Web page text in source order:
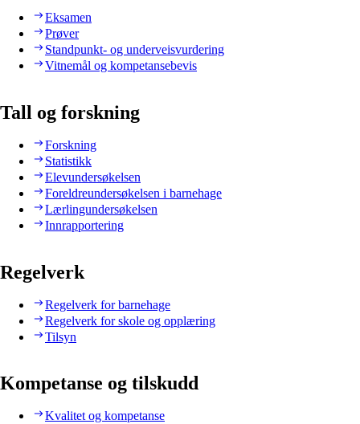
Eksamen
Prøver
Standpunkt- og underveisvurdering
Vitnemål og kompetansebevis
Tall og forskning
Forskning
Statistikk
Elevundersøkelsen
Foreldreundersøkelsen i barnehage
Lærlingundersøkelsen
Innrapportering
Regelverk
Regelverk for barnehage
Regelverk for skole og opplæring
Tilsyn
Kompetanse og tilskudd
Kvalitet og kompetanse